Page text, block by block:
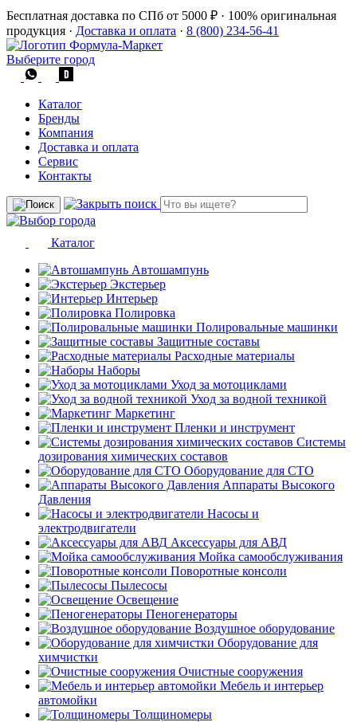
Бесплатная доставка по СПб от 5000 ₽ · 100% оригинальная
продукция · Доставка и оплата · 8 (800) 234-56-41
Выберите город
Каталог
Бренды
Компания
Доставка и оплата
Сервис
Контакты
Каталог
Автошампунь
Экстерьер
Интерьер
Полировка
Полировальные машинки
Защитные составы
Расходные материалы
Наборы
Уход за мотоциклами
Уход за водной техникой
Маркетинг
Пленки и инструмент
Системы
дозирования химических составов
Оборудование для СТО
Аппараты Высокого
Давления
Насосы и
электродвигатели
Аксессуары для АВД
Мойка самообслуживания
Поворотные консоли
Пылесосы
Освещение
Пеногенераторы
Воздушное оборудование
Оборудование для
химчистки
Очистные сооружения
Мебель и интерьер
автомойки
Толщиномеры